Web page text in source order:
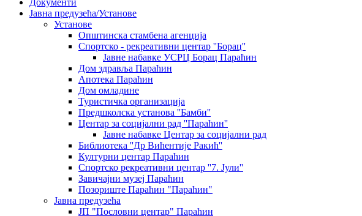
Документи
Јавна предузећа/Установе
Установе
Општинскa стамбенa агенцијa
Спортско - рекреативни центар ''Борац''
Јавне набавке УСРЦ Борац Параћин
Дом здравља Параћин
Апотека Параћин
Дом омладине
Туристичка организација
Предшколска установа ''Бамби''
Центар за социјални рад ''Параћин''
Јавне набавке Центар за социјални рад
Библиотека ''Др Вићентије Ракић''
Културни центар Параћин
Спортско рекреативни центар ''7. Јули''
Завичајни музеј Параћин
Позориште Параћин "Параћин"
Јавна предузећа
ЈП "Пословни центар" Параћин